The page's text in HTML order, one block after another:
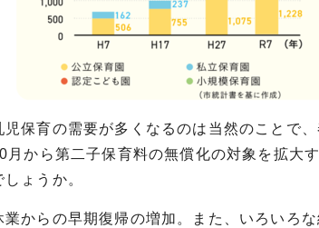
保育の需要が多くなるのは当然のことで
月から第二子保育料の無償化の対象を拡大
ょうか。
からの早期復帰の増加。また、いろいろ